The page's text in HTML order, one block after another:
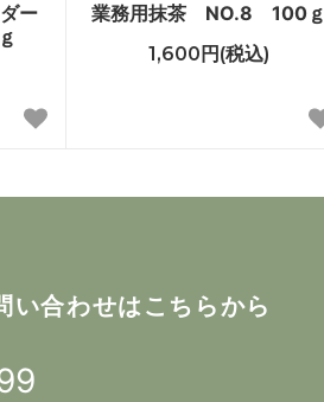
ー
業務用抹茶 NO.8 100ｇ
1,600円(税込)
い合わせはこちらから